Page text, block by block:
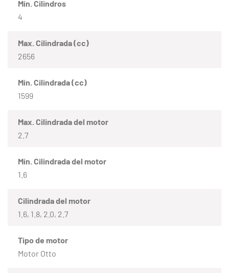
Mín. Cilindros
4
Max. Cilindrada (cc)
2656
Mín. Cilindrada (cc)
1599
Max. Cilindrada del motor
2.7
Mín. Cilindrada del motor
1.6
Cilindrada del motor
1.6, 1.8, 2.0, 2.7
Tipo de motor
Motor Otto